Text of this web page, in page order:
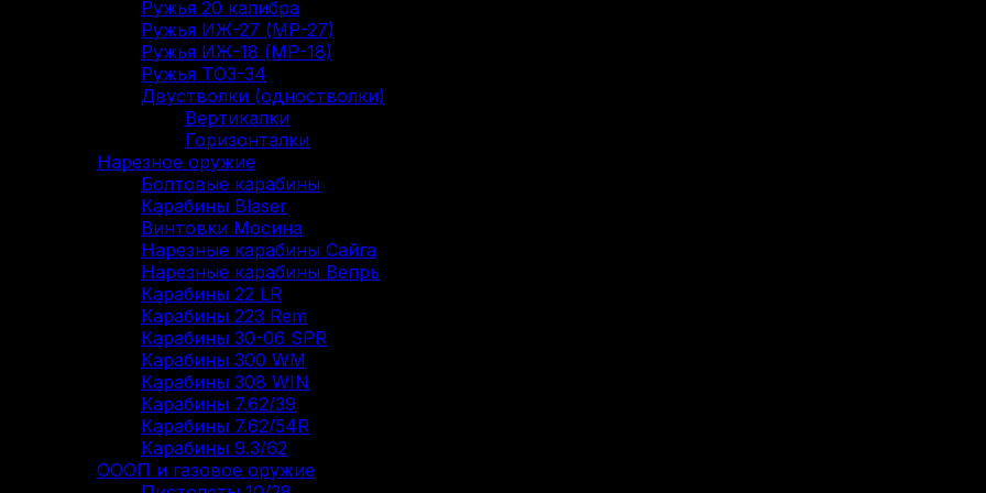
Ружья 20 калибра
Ружья ИЖ-27 (МР-27)
Ружья ИЖ-18 (МР-18)
Ружья ТОЗ-34
Двустволки (одностволки)
Вертикалки
Горизонталки
Нарезное оружие
Болтовые карабины
Карабины Blaser
Винтовки Мосина
Нарезные карабины Сайга
Нарезные карабины Вепрь
Карабины 22 LR
Карабины 223 Rem
Карабины 30-06 SPR
Карабины 300 WM
Карабины 308 WIN
Карабины 7.62/39
Карабины 7.62/54R
Карабины 9.3/62
ОООП и газовое оружие